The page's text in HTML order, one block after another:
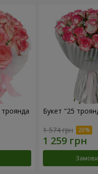
троянда Букет "25
1 574 грн